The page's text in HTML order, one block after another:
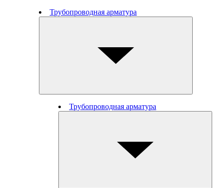
Трубопроводная арматура
Трубопроводная арматура